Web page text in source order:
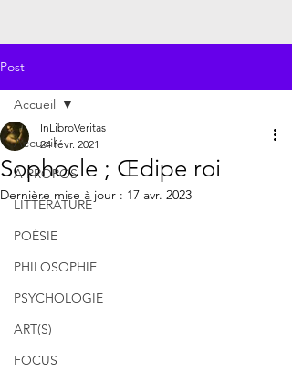
Post
Accueil
À PROPOS
LITTÉRATURE
POÉSIE
PHILOSOPHIE
PSYCHOLOGIE
ART(S)
FOCUS
Accueil
Sophocle ; Œdipe roi
InLibroVeritas
24 févr. 2021
Dernière mise à jour : 17 avr. 2023